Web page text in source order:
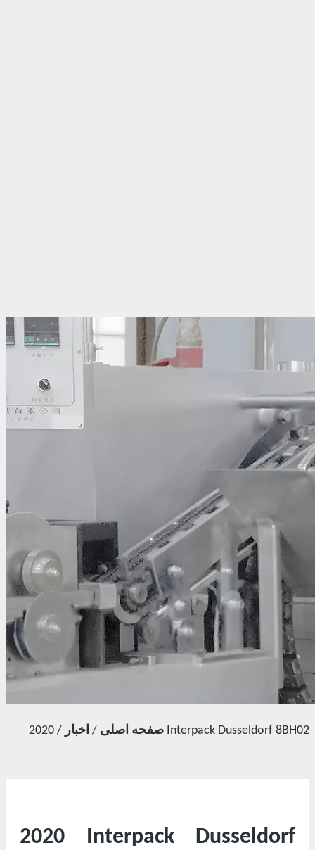
فارسی
Español
Português
Deutsch
ไทย
Polski
Česky
صفحه اصلی / اخبار / 2020 Interpack Dusseldorf 8BH02
2020 Interpack Dusseldorf